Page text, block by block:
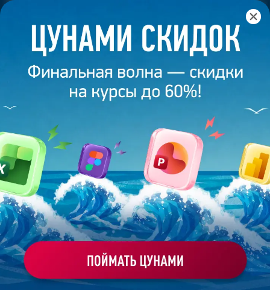
Как сделать таймер в PowerPoint?
13 марта 2026 минут 9 417
КАК СДЕЛАТЬ ТАЙМЕР В
POWERPOINT?
Поделиться
Bonnie&Slide